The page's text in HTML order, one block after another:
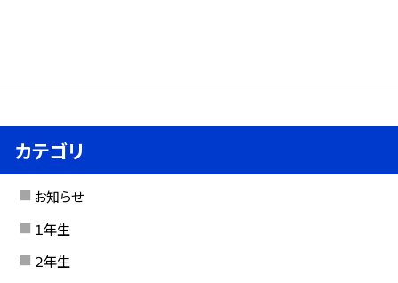
カテゴリ
お知らせ
１年生
２年生